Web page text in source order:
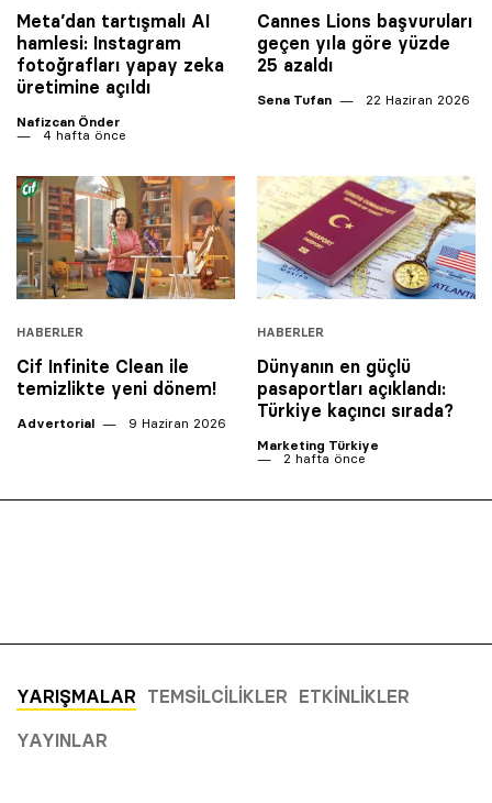
Meta’dan tartışmalı AI
hamlesi: Instagram
fotoğrafları yapay zeka
üretimine açıldı
Nafizcan Önder
4 hafta önce
Cannes Lions başvuruları
geçen yıla göre yüzde
25 azaldı
Sena Tufan 22 Haziran 2026
HABERLER
Cif Infinite Clean ile
temizlikte yeni dönem!
Advertorial 9 Haziran 2026
HABERLER
Dünyanın en güçlü
pasaportları açıklandı:
Türkiye kaçıncı sırada?
Marketing Türkiye
2 hafta önce
YARIŞMALAR TEMSILCILIKLER ETKINLIKLER
YAYINLAR